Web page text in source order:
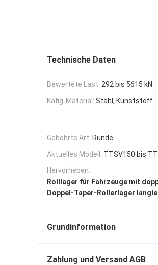
Technische Daten
Bewertete Last: 292 bis 5615 kN
Käfig-Material: Stahl, Kunststoff
Gebohrte Art: Runde
Aktuelles Modell: TTSV150 bis
Hervorheben:
Rolllager für Fahrzeuge mit
Doppel-Taper-Rollerlager
Grundinformation
Zahlung und Versand AGB